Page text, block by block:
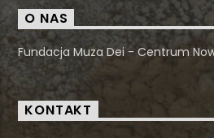
O NAS
Fundacja Muza Dei - Centrum
KONTAKT